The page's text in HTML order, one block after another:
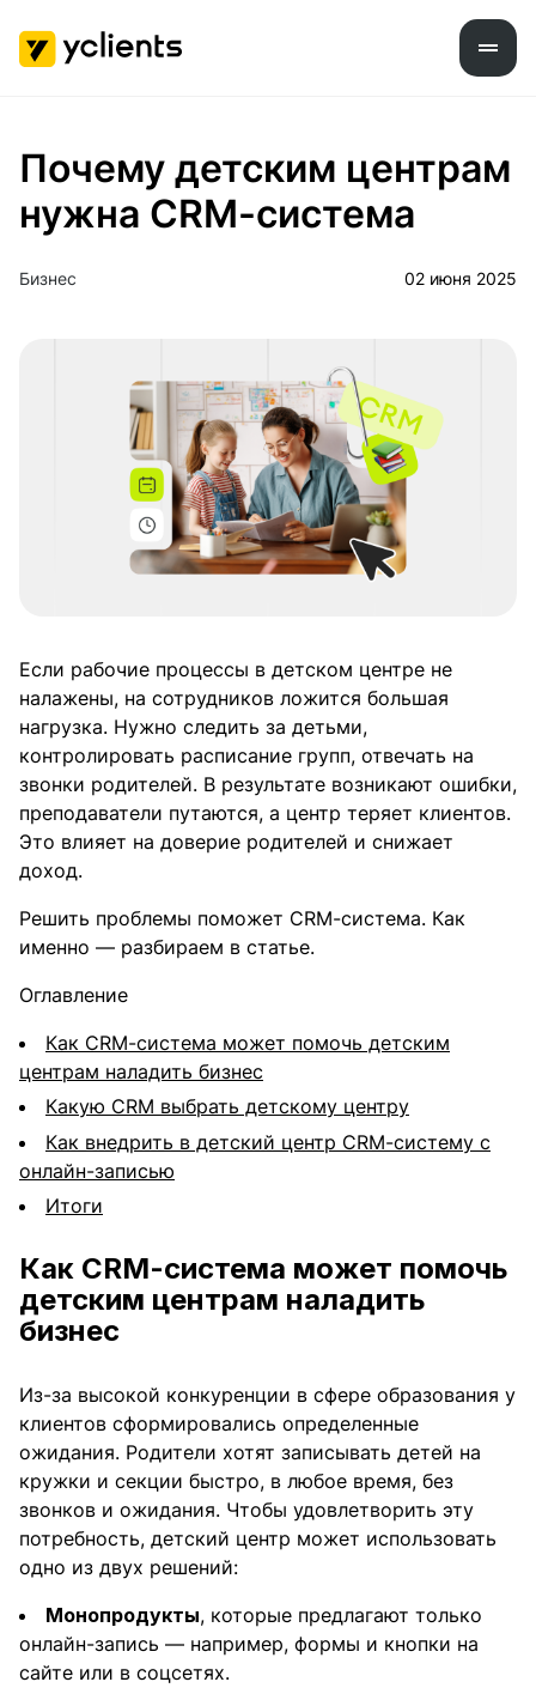
Почему детским центрам
нужна CRM-система
Бизнес 02 июня 2025
Если рабочие процессы в детском центре не
налажены, на сотрудников ложится большая
нагрузка. Нужно следить за детьми,
контролировать расписание групп, отвечать на
звонки родителей. В результате возникают ошибки,
преподаватели путаются, а центр теряет клиентов.
Это влияет на доверие родителей и снижает
доход.
Решить проблемы поможет CRM-система. Как
именно — разбираем в статье.
Оглавление
Как CRM-система может помочь детским
центрам наладить бизнес
Какую CRM выбрать детскому центру
Как внедрить в детский центр CRM-систему с
онлайн-записью
Итоги
Как CRM-система может помочь
детским центрам наладить
бизнес
Из-за высокой конкуренции в сфере образования у
клиентов сформировались определенные
ожидания. Родители хотят записывать детей на
кружки и секции быстро, в любое время, без
звонков и ожидания. Чтобы удовлетворить эту
потребность, детский центр может использовать
одно из двух решений:
Монопродукты, которые предлагают только
онлайн-запись — например, формы и кнопки на
сайте или в соцсетях.